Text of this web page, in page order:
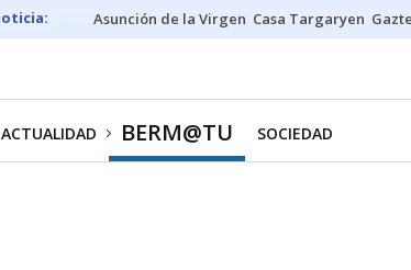
Asunción de la Virgen Casa Targaryen
ACTUALIDAD BERM@TU SOCIEDAD